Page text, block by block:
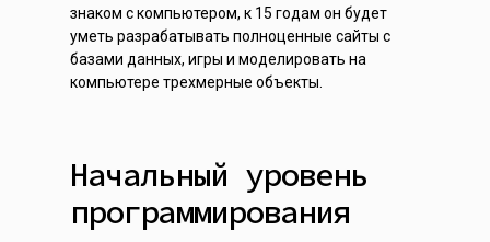
знаком с компьютером, к 15 годам он будет
уметь разрабатывать полноценные сайты с
базами данных, игры и моделировать на
компьютере трехмерные объекты.
Начальный уровень
программирования